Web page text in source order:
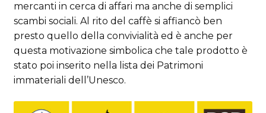
mercanti in cerca di affari ma anche di semplici
scambi sociali. Al rito del caffè si affiancò ben
presto quello della convivialità ed è anche per
questa motivazione simbolica che tale prodotto è
stato poi inserito nella lista dei Patrimoni
immateriali dell’Unesco.